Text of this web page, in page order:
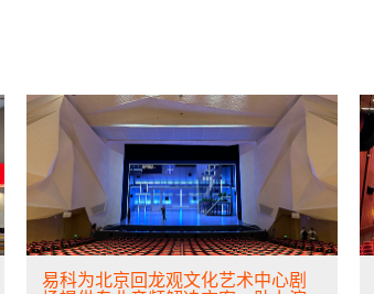
易科为北京回龙观文化艺术中心剧